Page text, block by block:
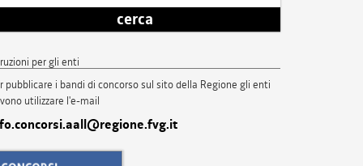
cerca
per gli enti
pubblicare i bandi di concorso sul sito della Regione gli enti
utilizzare l'e-mail